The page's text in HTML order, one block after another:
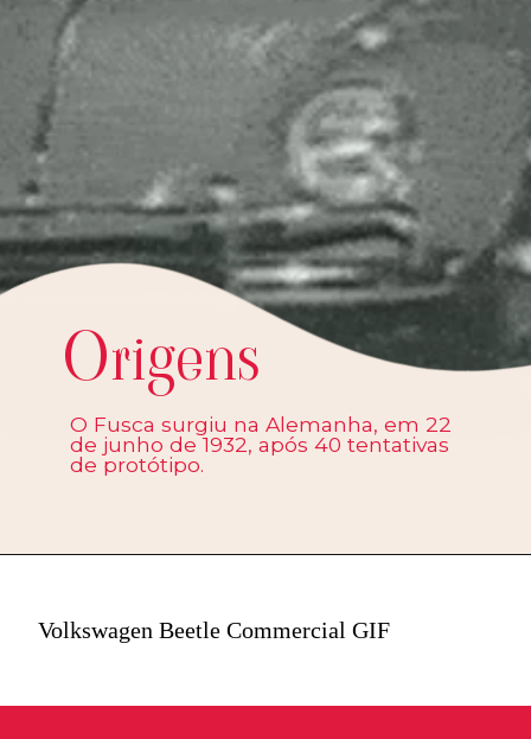
Origens
O Fusca surgiu na Alemanha, em 22
de junho de 1932, após 40 tentativas
de protótipo.
Volkswagen Beetle Commercial GIF